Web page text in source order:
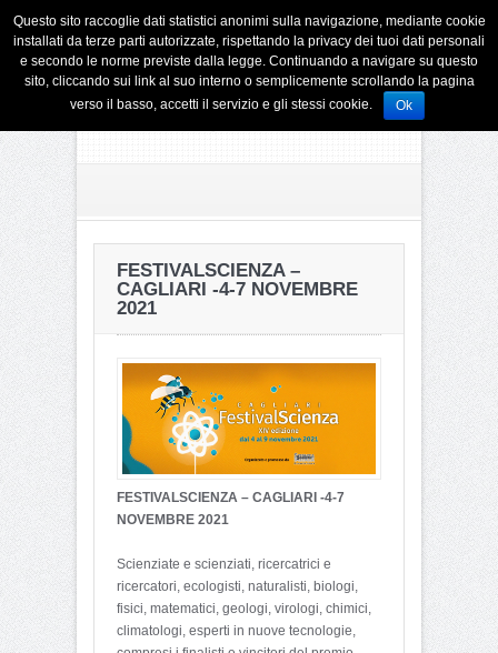
FESTIVALSCIENZA –
CAGLIARI -4-7 NOVEMBRE
2021
FESTIVALSCIENZA – CAGLIARI -4-7
NOVEMBRE 2021
Scienziate e scienziati, ricercatrici e
ricercatori, ecologisti, naturalisti, biologi,
fisici, matematici, geologi, virologi, chimici,
climatologi, esperti in nuove tecnologie,
Questo sito raccoglie dati statistici anonimi sulla navigazione, mediante cookie
installati da terze parti autorizzate, rispettando la privacy dei tuoi dati personali
e secondo le norme previste dalla legge. Continuando a navigare su questo
sito, cliccando sui link al suo interno o semplicemente scrollando la pagina
verso il basso, accetti il servizio e gli stessi cookie.
Ok